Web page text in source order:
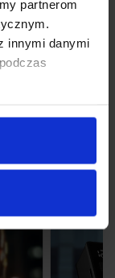
partnerom
innymi danymi
ELEKTRYCZNA